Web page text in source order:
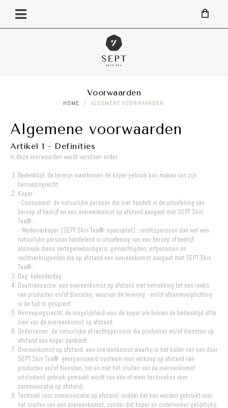
Voorwaarden
HOME / ALGEMENE VOORWAARDEN
Algemene voorwaarden
Artikel 1 - Definities
In deze voorwaarden wordt verstaan onder:
Bedenktijd: de termijn waarbinnen de koper gebruik kan maken van zijn
herroepingrecht;
Koper :
- Consument: de natuurlijke persoon die niet handelt in de uitoefening van
beroep of bedrijf en een overeenkomst op afstand aangaat met SEPT Skin
Tea® ;
- Wederverkoper (SEPT Skin Tea® specialist) : rechtspersoon dan wel een
natuurlijke persoon handelend in uitoefening van een beroep of bedrijf,
alsmede diens vertegenwoordigers, gemachtigden, erfgenamen en
rechtverkrijgenden die op afstand een overeenkomst aangaat met SEPT Skin
Tea® ;
Dag: kalenderdag;
Duurtransactie: een overeenkomst op afstand met betrekking tot een reeks
van producten en/of diensten, waarvan de levering - en/of afnameverplichting
in de tijd is gespreid;
Herroepingsrecht: de mogelijkheid voor de koper om binnen de bedenktijd af te
zien van de overeenkomst op afstand;
Ondernemer: de natuurlijke of rechtspersoon die producten en/of diensten op
afstand aan koper aanbiedt;
Overeenkomst op afstand: een overeenkomst waarbij in het kader van een door
SEPT Skin Tea® georganiseerd systeem voor verkoop op afstand van
producten en/of diensten, tot en met het sluiten van de overeenkomst
uitsluitend gebruik gemaakt wordt van één of meer technieken voor
communicatie op afstand;
Techniek voor communicatie op afstand: middel dat kan worden gebruikt voor
het sluiten van een overeenkomst, zonder dat koper en ondernemer gelijktijdig